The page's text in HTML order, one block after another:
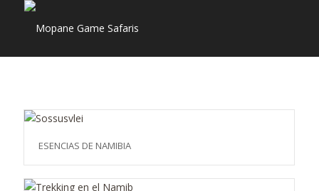
ESENCIAS DE NAMIBIA